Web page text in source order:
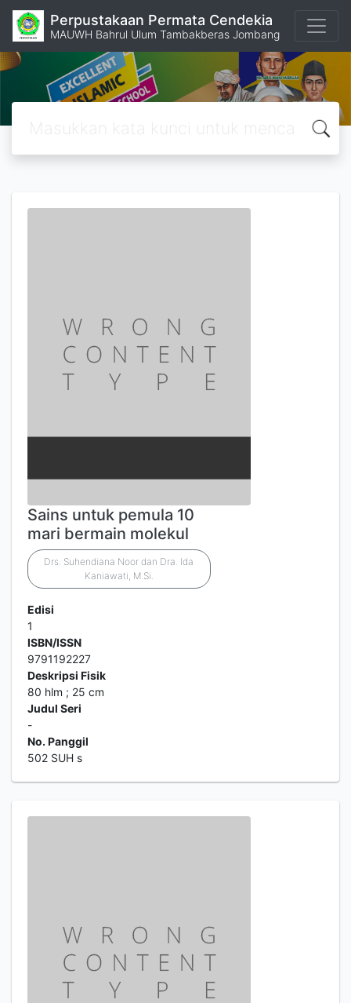
Perpustakaan Permata Cendekia
MAUWH Bahrul Ulum Tambakberas Jombang
Sains untuk pemula 10
mari bermain molekul
Drs. Suhendiana Noor dan Dra. Ida
Kaniawati, M.Si.
Edisi
1
ISBN/ISSN
9791192227
Deskripsi Fisik
80 hlm ; 25 cm
Judul Seri
-
No. Panggil
502 SUH s